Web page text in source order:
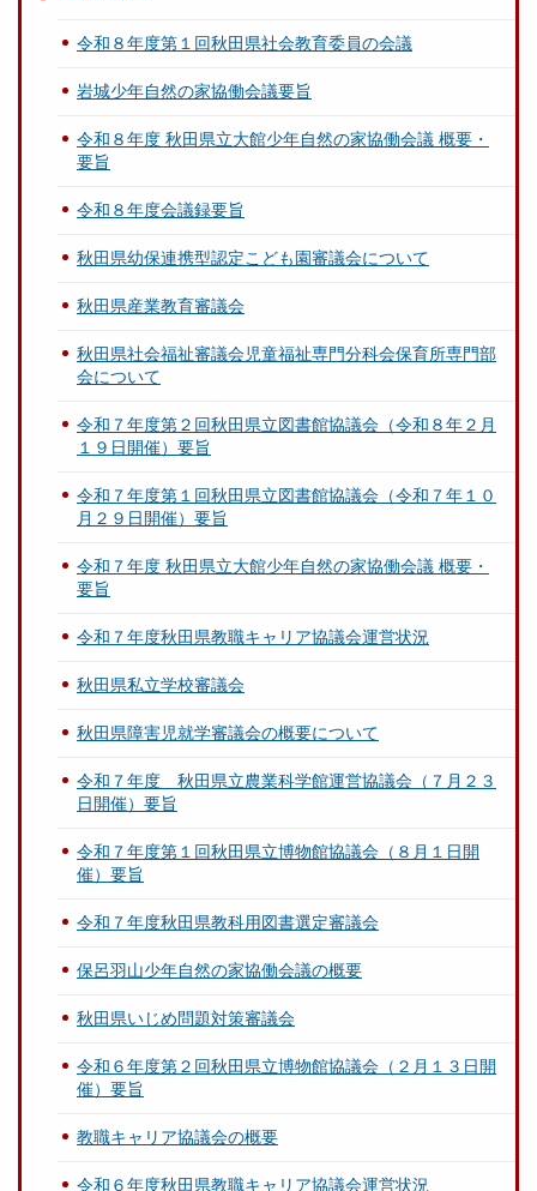
令和８年度第１回秋田県社会教育委員の会議
岩城少年自然の家協働会議要旨
令和８年度 秋田県立大館少年自然の家協働会議 概要・
要旨
令和８年度会議録要旨
秋田県幼保連携型認定こども園審議会について
秋田県産業教育審議会
秋田県社会福祉審議会児童福祉専門分科会保育所専門部
会について
令和７年度第２回秋田県立図書館協議会（令和８年２月
１９日開催）要旨
令和７年度第１回秋田県立図書館協議会（令和７年１０
月２９日開催）要旨
令和７年度 秋田県立大館少年自然の家協働会議 概要・
要旨
令和７年度秋田県教職キャリア協議会運営状況
秋田県私立学校審議会
秋田県障害児就学審議会の概要について
令和７年度 秋田県立農業科学館運営協議会（７月２３
日開催）要旨
令和７年度第１回秋田県立博物館協議会（８月１日開
催）要旨
令和７年度秋田県教科用図書選定審議会
保呂羽山少年自然の家協働会議の概要
秋田県いじめ問題対策審議会
令和６年度第２回秋田県立博物館協議会（２月１３日開
催）要旨
教職キャリア協議会の概要
令和６年度秋田県教職キャリア協議会運営状況